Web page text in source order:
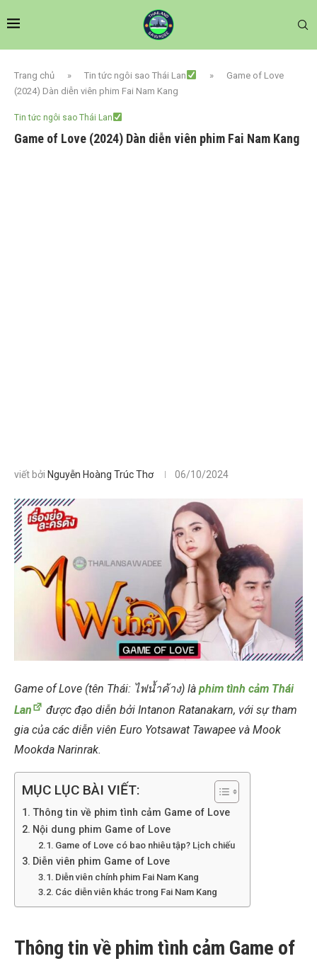
Trang chủ » Tin tức ngôi sao Thái Lan »
Game of Love
(2024) Dàn diễn viên phim Fai Nam Kang
Tin tức ngôi sao Thái Lan
Game of Love (2024) Dàn diễn viên phim Fai Nam Kang
viết bởi Nguyễn Hoàng Trúc Thơ 06/10/2024
Game of Love (tên Thái: ไฟน้ำค้าง) là phim tình cảm Thái
Lan
được đạo diễn bởi Intanon Ratanakarn, với sự tham
gia của các diễn viên Euro Yotsawat Tawapee và Mook
Mookda Narinrak.
MỤC LỤC BÀI VIẾT:
Thông tin về phim tình cảm Game of Love
Nội dung phim Game of Love
Game of Love có bao nhiêu tập? Lịch chiếu
Diễn viên phim Game of Love
Diễn viên chính phim Fai Nam Kang
Các diễn viên khác trong Fai Nam Kang
Thông tin về phim tình cảm Game of